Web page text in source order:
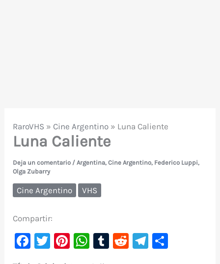
RaroVHS » Cine Argentino » Luna Caliente
Luna Caliente
Deja un comentario /Argentina,Cine Argentino, Federico Luppi,
Olga Zubarry
Cine Argentino VHS
Compartir:
F
T
Pi W T
R
Te